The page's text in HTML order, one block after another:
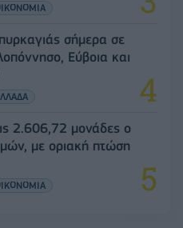
σήμερα σε
Εύβοια και
2.606,72 μονάδες ο
με οριακή πτώση